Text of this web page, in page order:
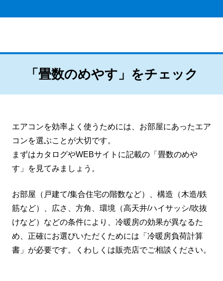
「畳数のめやす」をチェック
エアコンを効率よく使うためには、お部屋にあったエア
コンを選ぶことが大切です。
まずはカタログやWEBサイトに記載の「畳数のめや
す」を見てみましょう。
お部屋（戸建て/集合住宅の階数など）、構造（木造/鉄
筋など）、広さ、方角、環境（高天井/ハイサッシ/吹抜
けなど）などの条件により、冷暖房の効果が異なるた
め、正確にお選びいただくためには「冷暖房負荷計算
書」が必要です。くわしくは販売店でご相談ください。